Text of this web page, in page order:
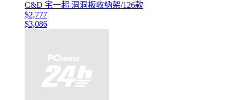
C&D 宅一起 洞洞板收納架/126款
$2,777
$3,086